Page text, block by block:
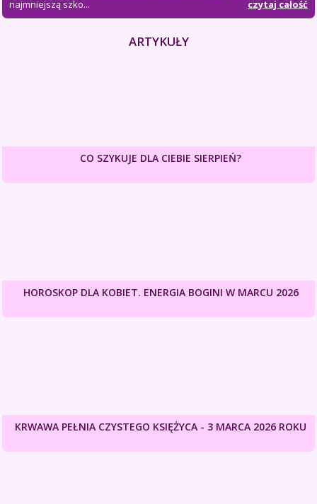
najmniejszą szko...
czytaj całość
ARTYKUŁY
CO SZYKUJE DLA CIEBIE SIERPIEŃ?
HOROSKOP DLA KOBIET. ENERGIA BOGINI W MARCU 2026
KRWAWA PEŁNIA CZYSTEGO KSIĘŻYCA - 3 MARCA 2026 ROKU